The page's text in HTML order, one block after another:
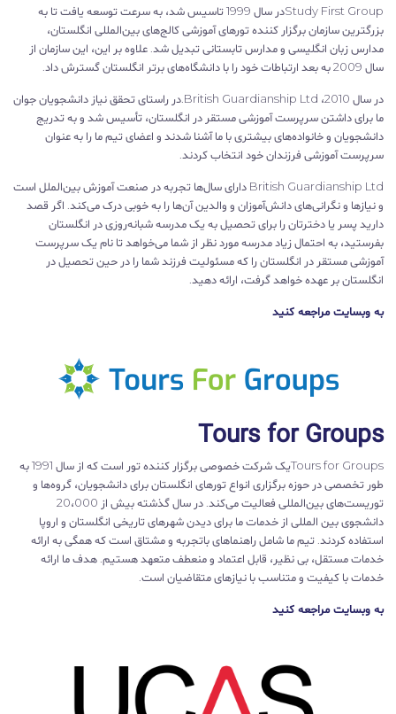
Study First Groupدر سال 1999 تاسیس شد، به سرعت توسعه یافت تا به
بزرگترین سازمان برگزار کننده تورهای آموزشی کالج‌های بین‌المللی انگلستان،
مدارس زبان انگلیسی و مدارس تابستانی تبدیل شد. علاوه بر این، این سازمان از
سال 2009 به بعد ارتباطات خود را با دانشگاه‌های برتر انگلستان گسترش داد.
در سال 2010، British Guardianship Ltd.در راستای تحقق نیاز دانشجویان جوان
ما برای داشتن سرپرست آموزشی مستقر در انگلستان، تأسیس شد و به تدریج
دانشجویان و خانواده‌های بیشتری با ما آشنا شدند و اعضای تیم ما را به عنوان
سرپرست آموزشی فرزندان خود انتخاب کردند.
British Guardianship Ltd دارای سال‌ها تجربه در صنعت آموزش بین‌الملل است
و نیازها و نگرانی‌های دانش‌آموزان و والدین آن‌ها را به خوبی درک می‌کند. اگر قصد
دارید پسر یا دخترتان را برای تحصیل به یک مدرسه شبانه‌روزی در انگلستان
بفرستید، به احتمال زیاد مدرسه مورد نظر از شما می‌خواهد تا نام یک سرپرست
آموزشی مستقر در انگلستان را که مسئولیت فرزند شما را در حین تحصیل در
انگلستان بر عهده خواهد گرفت، ارائه دهید.
به وبسایت مراجعه کنید
Tours for Groups
Tours for Groupsیک شرکت خصوصی برگزار کننده تور است که از سال 1991 به
طور تخصصی در حوزه برگزاری انواع تورهای انگلستان برای دانشجویان، گروه‌ها و
توریست‌های بین‌المللی فعالیت می‌کند. در سال گذشته بیش از 20،000
دانشجوی بین المللی از خدمات ما برای دیدن شهرهای تاریخی انگلستان و اروپا
استفاده کردند. تیم ما شامل راهنماهای باتجربه و مشتاق است که همگی به ارائه
خدمات مستقل، بی نظیر، قابل اعتماد و منعطف متعهد هستیم. هدف ما ارائه
خدمات با کیفیت و متناسب با نیازهای متقاضیان است.
به وبسایت مراجعه کنید